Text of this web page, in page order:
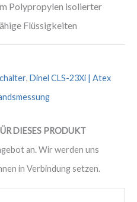
Polypropylen isolierter
Flüssigkeiten
, Dinel CLS-23Xi | Atex
DIESES PRODUKT
an. Wir werden uns
in Verbindung setzen.